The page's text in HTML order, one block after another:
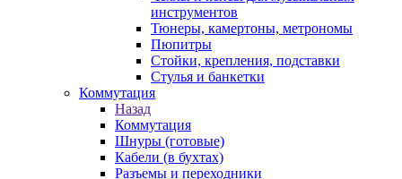
инструментов
Тюнеры, камертоны, метрономы
Пюпитры
Стойки, крепления, подставки
Стулья и банкетки
Коммутация
Назад
Коммутация
Шнуры (готовые)
Кабели (в бухтах)
Разъемы и переходники